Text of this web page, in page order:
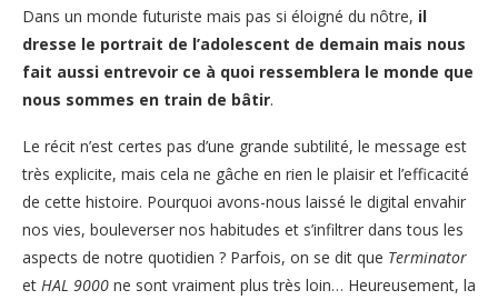
Dans un monde futuriste mais pas si éloigné du nôtre, il
dresse le portrait de l’adolescent de demain mais nous
fait aussi entrevoir ce à quoi ressemblera le monde que
nous sommes en train de bâtir.
Le récit n’est certes pas d’une grande subtilité, le message est
très explicite, mais cela ne gâche en rien le plaisir et l’efficacité
de cette histoire. Pourquoi avons-nous laissé le digital envahir
nos vies, bouleverser nos habitudes et s’infiltrer dans tous les
aspects de notre quotidien ? Parfois, on se dit que Terminator
et HAL 9000 ne sont vraiment plus très loin… Heureusement, la